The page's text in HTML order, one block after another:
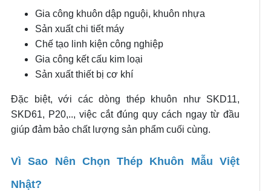
Gia công khuôn dập nguội, khuôn nhựa
Sản xuất chi tiết máy
Chế tạo linh kiện công nghiệp
Gia công kết cấu kim loại
Sản xuất thiết bị cơ khí
Đặc biệt, với các dòng thép khuôn như SKD11,
SKD61, P20,.., việc cắt đúng quy cách ngay từ đầu
giúp đảm bảo chất lượng sản phẩm cuối cùng.
Vì Sao Nên Chọn Thép Khuôn Mẫu Việt
Nhật?